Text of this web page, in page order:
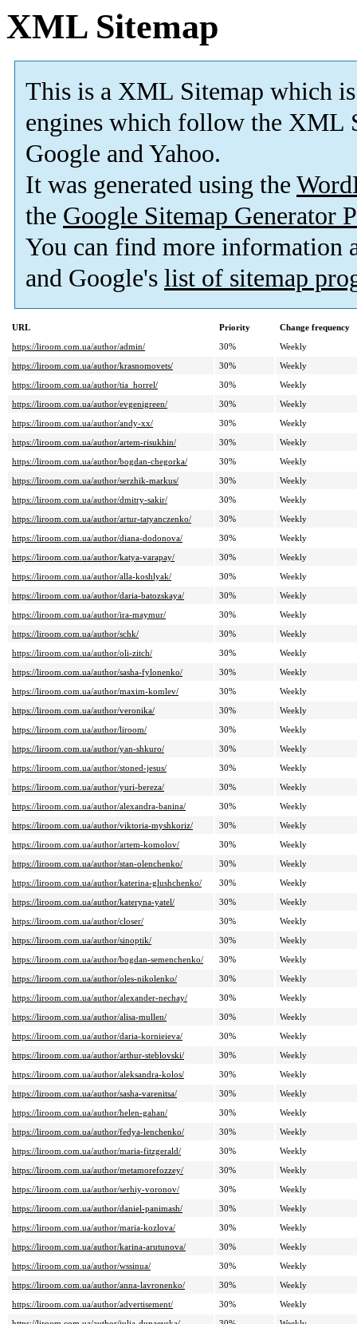
XML Sitemap
This is a XML Sitemap which is
engines which follow the XML
Google and Yahoo.
It was generated using the
the Google Sitemap Generator
You can find more information
and Google's list of sitemap
URL Priority
Change frequency
https://liroom.com.ua/author/admin/
30%
Weekly
https://liroom.com.ua/author/krasnomovets/
30%
Weekly
https://liroom.com.ua/author/tia_horrel/
30%
Weekly
https://liroom.com.ua/author/evgenigreen/
30%
Weekly
https://liroom.com.ua/author/andy-xx/
30%
Weekly
https://liroom.com.ua/author/artem-risukhin/
30%
Weekly
https://liroom.com.ua/author/bogdan-chegorka/
30%
Weekly
https://liroom.com.ua/author/serzhik-markus/
30%
Weekly
https://liroom.com.ua/author/dmitry-sakir/
30%
Weekly
https://liroom.com.ua/author/artur-tatyanczenko/
30%
Weekly
https://liroom.com.ua/author/diana-dodonova/
30%
Weekly
https://liroom.com.ua/author/katya-varapay/
30%
Weekly
https://liroom.com.ua/author/alla-koshlyak/
30%
Weekly
https://liroom.com.ua/author/daria-batozskaya/
30%
Weekly
https://liroom.com.ua/author/ira-maymur/
30%
Weekly
https://liroom.com.ua/author/schk/
30%
Weekly
https://liroom.com.ua/author/oli-zitch/
30%
Weekly
https://liroom.com.ua/author/sasha-fylonenko/
30%
Weekly
https://liroom.com.ua/author/maxim-komlev/
30%
Weekly
https://liroom.com.ua/author/veronika/
30%
Weekly
https://liroom.com.ua/author/liroom/
30%
Weekly
https://liroom.com.ua/author/yan-shkuro/
30%
Weekly
https://liroom.com.ua/author/stoned-jesus/
30%
Weekly
https://liroom.com.ua/author/yuri-bereza/
30%
Weekly
https://liroom.com.ua/author/alexandra-banina/
30%
Weekly
https://liroom.com.ua/author/viktoria-myshkoriz/
30%
Weekly
https://liroom.com.ua/author/artem-komolov/
30%
Weekly
https://liroom.com.ua/author/stan-olenchenko/
30%
Weekly
https://liroom.com.ua/author/katerina-glushchenko/
30%
Weekly
https://liroom.com.ua/author/kateryna-yatel/
30%
Weekly
https://liroom.com.ua/author/closer/
30%
Weekly
https://liroom.com.ua/author/sinoptik/
30%
Weekly
https://liroom.com.ua/author/bogdan-semenchenko/
30%
Weekly
https://liroom.com.ua/author/oles-nikolenko/
30%
Weekly
https://liroom.com.ua/author/alexander-nechay/
30%
Weekly
https://liroom.com.ua/author/alisa-mullen/
30%
Weekly
https://liroom.com.ua/author/daria-kornieieva/
30%
Weekly
https://liroom.com.ua/author/arthur-steblovski/
30%
Weekly
https://liroom.com.ua/author/aleksandra-kolos/
30%
Weekly
https://liroom.com.ua/author/sasha-varenitsa/
30%
Weekly
https://liroom.com.ua/author/helen-gahan/
30%
Weekly
https://liroom.com.ua/author/fedya-lenchenko/
30%
Weekly
https://liroom.com.ua/author/maria-fitzgerald/
30%
Weekly
https://liroom.com.ua/author/metamorefozzey/
30%
Weekly
https://liroom.com.ua/author/serhiy-voronov/
30%
Weekly
https://liroom.com.ua/author/daniel-panimash/
30%
Weekly
https://liroom.com.ua/author/maria-kozlova/
30%
Weekly
https://liroom.com.ua/author/karina-arutunova/
30%
Weekly
https://liroom.com.ua/author/wssinua/
30%
Weekly
https://liroom.com.ua/author/anna-lavronenko/
30%
Weekly
https://liroom.com.ua/author/advertisement/
30%
Weekly